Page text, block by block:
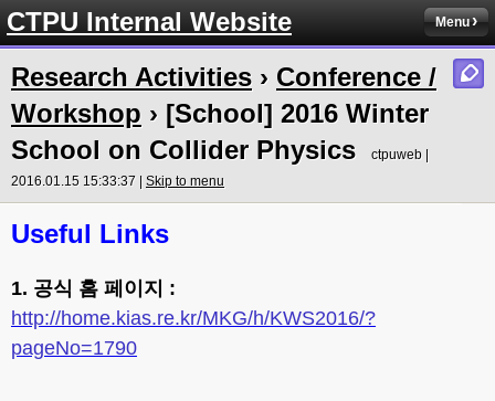
CTPU Internal Website Menu
Research Activities › Conference /
Workshop › [School] 2016 Winter
School on Collider Physics
ctpuweb |
2016.01.15 15:33:37 | Skip to menu
Useful Links
1. 공식 홈 페이지 :
http://home.kias.re.kr/MKG/h/KWS2016/?
pageNo=1790